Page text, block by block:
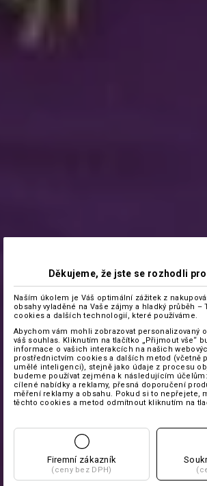
Děkujeme, že jste se rozhodli pro
Naším úkolem je Váš optimální zážitek z
obsahy vyladěné na Vaše zájmy a hladký průběh –
cookies a dalších technologií, které používáme.
Abychom vám mohli zobrazovat personalizovaný
váš souhlas. Kliknutím na tlačítko „Přijmout vše“
informace o vašich interakcích na našich
prostřednictvím cookies a dalších metod (včetně
umělé inteligenci), stejně jako údaje z procesu
budeme používat zejména k následujícím
cílené nabídky a reklamy, přesná doporučení
měření reklamy a obsahu. Pokud si to nepřejete,
těchto cookies a metod odmítnout kliknutím na
Firemní zákazník
(ceny bez DPH)